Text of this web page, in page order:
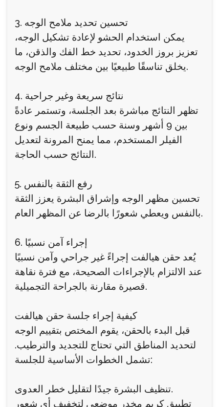
3. تحسين تحديد ملامح الوجه
يمكن استخدام الحشو لإعادة تشكيل الوجه،
تعزيز بروز الخدود، تحديد خط الفك والذقن، ما
يخلق تناسقًا طبيعيًا بين مختلف ملامح الوجه.
4. نتائج سريعة وغير جراحية
تظهر النتائج مباشرة بعد الجلسة، وتستمر عادةً
بين 9 أشهر وسنة حسب طبيعة الجسم ونوع
الفيلر المستخدم، مما يمنح المرونة لتعديل
النتائج حسب الحاجة.
5. رفع الثقة بالنفس
تحسين مظهر الوجه وإشراق البشرة يعزز الثقة
بالنفس ويعطي شعورًا بالرضا عن المظهر العام.
6. إجراء آمن نسبيًا
يُعد حقن هيالفت إجراءً غير جراحي وآمن نسبيًا
عند الالتزام بالإجراءات الصحيحة، مع فترة نقاهة
قصيرة مقارنة بالجراحة التجميلية.
كيفية إجراء جلسة حقن هيالفت
قبل البدء بالحقن، يقوم المختص بتقييم الوجه
لتحديد المناطق التي تحتاج للتجديد والترطيب.
تشمل الخطوات الأساسية للجلسة:
تنظيف البشرة جيدًا لتقليل خطر العدوى.
تطبيق كريم مخدر موضعي لتخفيف أي شعور